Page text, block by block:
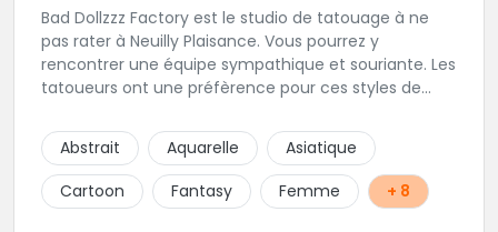
Bad Dollzzz Factory est le studio de tatouage à ne
pas rater à Neuilly Plaisance. Vous pourrez y
rencontrer une équipe sympathique et souriante. Les
tatoueurs ont une préfèrence pour ces styles de
culture et traits fins. Foncez !
Abstrait Aquarelle
Asiatique
Cartoon
Fantasy Femme + 8